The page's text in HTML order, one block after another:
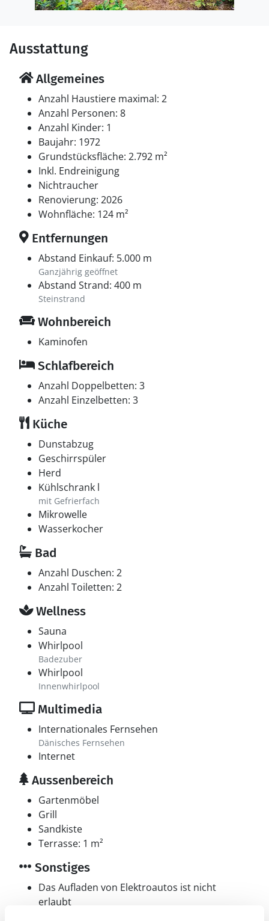
Ausstattung
Allgemeines
Anzahl Haustiere maximal: 2
Anzahl Personen: 8
Anzahl Kinder: 1
Baujahr: 1972
Grundstücksfläche: 2.792 m²
Inkl. Endreinigung
Nichtraucher
Renovierung: 2026
Wohnfläche: 124 m²
Entfernungen
Abstand Einkauf: 5.000 m
Ganzjährig geöffnet
Abstand Strand: 400 m
Steinstrand
Wohnbereich
Kaminofen
Schlafbereich
Anzahl Doppelbetten: 3
Anzahl Einzelbetten: 3
Küche
Dunstabzug
Geschirrspüler
Herd
Kühlschrank l
mit Gefrierfach
Mikrowelle
Wasserkocher
Bad
Anzahl Duschen: 2
Anzahl Toiletten: 2
Wellness
Sauna
Whirlpool
Badezuber
Whirlpool
Innenwhirlpool
Multimedia
Internationales Fernsehen
Dänisches Fernsehen
Internet
Aussenbereich
Gartenmöbel
Grill
Sandkiste
Terrasse: 1 m²
Sonstiges
Das Aufladen von Elektroautos ist nicht
erlaubt